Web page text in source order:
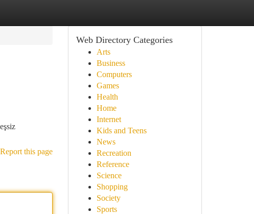
Report this page
Web Directory Categories
Arts
Business
Computers
Games
Health
Home
Internet
Kids and Teens
News
Recreation
Reference
Science
Shopping
Society
Sports